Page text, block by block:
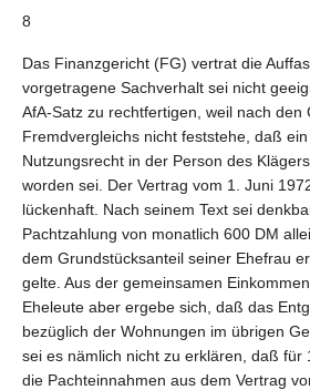
8
Das Finanzgericht (FG) vertrat die
vorgetragene Sachverhalt sei nicht
AfA-Satz zu rechtfertigen, weil nach den
Fremdvergleichs nicht feststehe, daß
Nutzungsrecht in der Person des
worden sei. Der Vertrag vom 1. Juni
lückenhaft. Nach seinem Text sei
Pachtzahlung von monatlich 600 DM
dem Grundstücksanteil seiner Ehefrau
gelte. Aus der gemeinsamen
Eheleute aber ergebe sich, daß das
bezüglich der Wohnungen im übrigen
sei es nämlich nicht zu erklären, daß für
die Pachteinnahmen aus dem Vertrag